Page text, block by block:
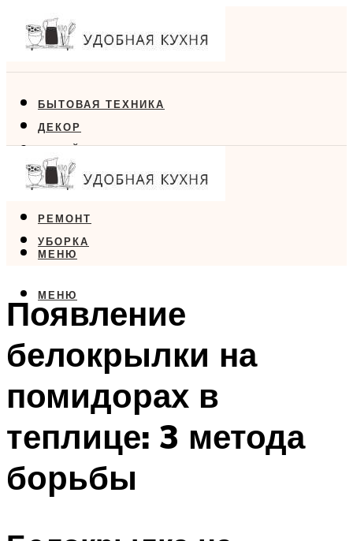
БЫТОВАЯ ТЕХНИКА
ДЕКОР
ДИЗАЙН
ЕДА
РЕМОНТ
УБОРКА
МЕНЮ
МЕНЮ
Появление
белокрылки на
помидорах в
теплице: 3 метода
борьбы